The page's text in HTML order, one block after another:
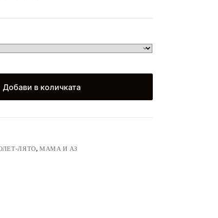
Добави в количката
ЛЯТО,МАМА И АЗ